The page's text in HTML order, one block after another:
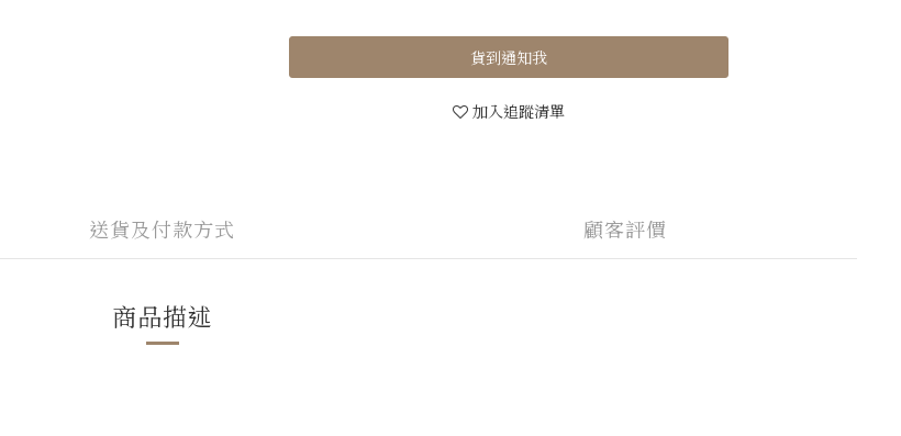
貨到通知我
加入追蹤清單
送貨及付款方式 顧客評價
商品描述